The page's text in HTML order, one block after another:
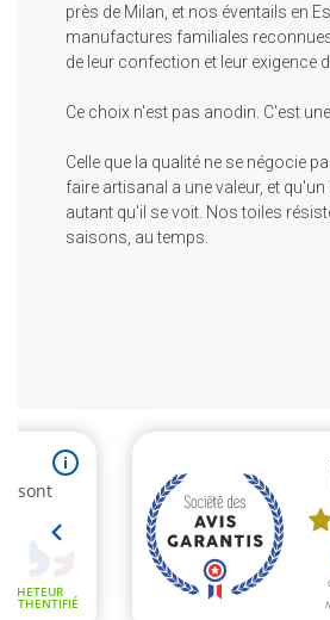
près de Milan, et nos éventails en
manufactures familiales
de leur confection et leur exigence
Ce choix n'est pas anodin. C'est
Celle que la qualité ne se négocie
faire artisanal a une valeur, et
autant qu'il se voit. Nos toiles
saisons, au temps.